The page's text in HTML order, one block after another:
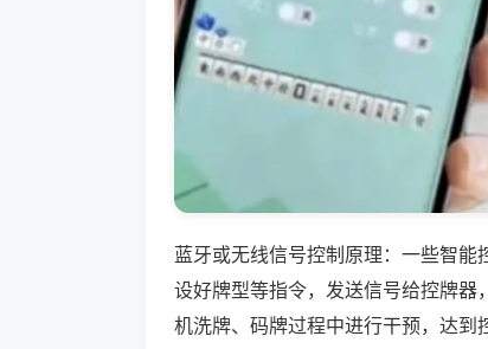
蓝牙或无线信号控制原理：一些智
设好牌型等指令，发送信号给控牌
机洗牌、码牌过程中进行干预，达到